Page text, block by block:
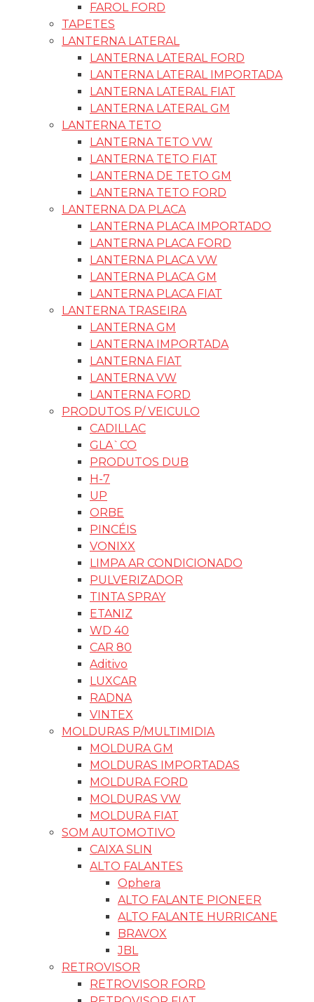
FAROL FORD
TAPETES
LANTERNA LATERAL
LANTERNA LATERAL FORD
LANTERNA LATERAL IMPORTADA
LANTERNA LATERAL FIAT
LANTERNA LATERAL GM
LANTERNA TETO
LANTERNA TETO VW
LANTERNA TETO FIAT
LANTERNA DE TETO GM
LANTERNA TETO FORD
LANTERNA DA PLACA
LANTERNA PLACA IMPORTADO
LANTERNA PLACA FORD
LANTERNA PLACA VW
LANTERNA PLACA GM
LANTERNA PLACA FIAT
LANTERNA TRASEIRA
LANTERNA GM
LANTERNA IMPORTADA
LANTERNA FIAT
LANTERNA VW
LANTERNA FORD
PRODUTOS P/ VEICULO
CADILLAC
GLA`CO
PRODUTOS DUB
H-7
UP
ORBE
PINCÉIS
VONIXX
LIMPA AR CONDICIONADO
PULVERIZADOR
TINTA SPRAY
ETANIZ
WD 40
CAR 80
Aditivo
LUXCAR
RADNA
VINTEX
MOLDURAS P/MULTIMIDIA
MOLDURA GM
MOLDURAS IMPORTADAS
MOLDURA FORD
MOLDURAS VW
MOLDURA FIAT
SOM AUTOMOTIVO
CAIXA SLIN
ALTO FALANTES
Ophera
ALTO FALANTE PIONEER
ALTO FALANTE HURRICANE
BRAVOX
JBL
RETROVISOR
RETROVISOR FORD